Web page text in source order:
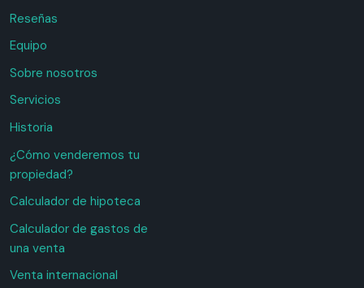
Reseñas
Equipo
Sobre nosotros
Servicios
Historia
¿Cómo venderemos tu
propiedad?
Calculador de hipoteca
Calculador de gastos de
una venta
Venta internacional